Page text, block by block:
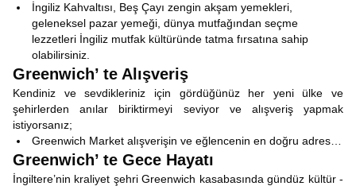
İngiliz Kahvaltısı, Beş Çayı zengin akşam yemekleri,
geleneksel pazar yemeği, dünya mutfağından seçme
lezzetleri İngiliz mutfak kültüründe tatma fırsatına sahip
olabilirsiniz.
Greenwich’ te Alışveriş
Kendiniz ve sevdikleriniz için gördüğünüz her yeni ülke ve
şehirlerden anılar biriktirmeyi seviyor ve alışveriş yapmak
istiyorsanız;
Greenwich Market alışverişin ve eğlencenin en doğru adres…
Greenwich’ te Gece Hayatı
İngiltere’nin kraliyet şehri Greenwich kasabasında gündüz kültür -